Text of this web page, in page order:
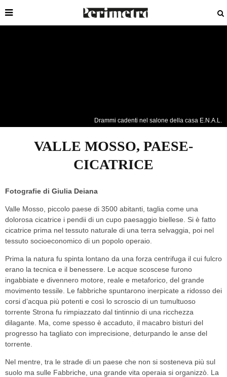
Drammi cadenti nel salone della casa E.N.A.L.
VALLE MOSSO, PAESE-
CICATRICE
Fotografie di Giulia Deiana
Valle Mosso, piccolo paese di 3500 abitanti, taglia come una
dolorosa cicatrice i pendii di un cupo paesaggio biellese
Si è fatto
cicatrice prima nel tessuto naturale di una terra selvaggia, poi nel
tessuto socioeconomico di un popolo operaio.
Prima la natura fu spinta lontano da una forza centrifuga il cui fulcro
erano la tecnica e il benessere. Le acque scoscese furono
ingabbiate e divennero motore, reale e metaforico, del grande
movimento tessile.
Le fabbriche spuntarono inerpicate a ridosso dei
corsi d’acqua più potenti e così lo scroscio di un tumultuoso
torrente Strona fu rimpiazzato dal tintinnio di una ricchezza
dilagante. Ma, come spesso è accaduto, il macabro bisturi del
progresso ha tagliato con imprecisione, deturpando le anse del
torrente.
Nel mentre, tra le strade di un paese che non si sosteneva più sul
suolo ma sulle Fabbriche, una grande vita operaia si organizzò. La